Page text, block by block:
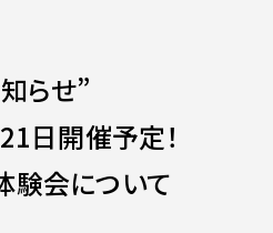
らせ”
日開催予定！
験会について